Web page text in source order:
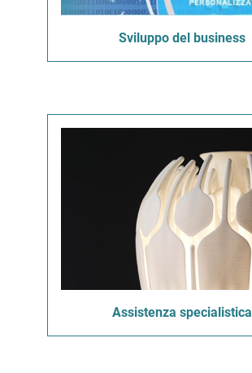
Sviluppo del business
Assistenza specialistica